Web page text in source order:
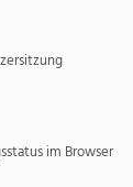
im Browser